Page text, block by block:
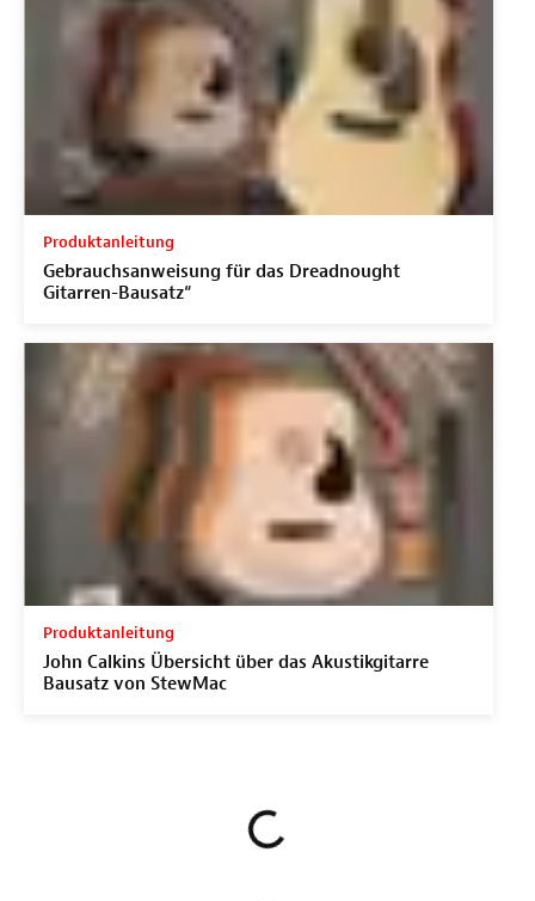
Produktanleitung
Gebrauchsanweisung für das Dreadnought
Gitarren-Bausatz“
Produktanleitung
John Calkins Übersicht über das Akustikgitarre
Bausatz von StewMac